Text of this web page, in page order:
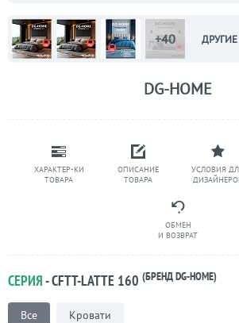
ХАРАКТЕР-КИ
ТОВАРА
ОПИСАНИЕ
ТОВАРА
УСЛОВИЯ
ОБМЕН
И ВОЗВРАТ
+40
DG-HOME
СЕРИЯ- CFTT-LATTE 160 (БРЕНД DG-HOME)
Все Кровати